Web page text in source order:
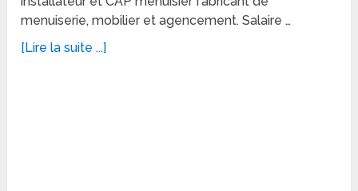
menuiserie, mobilier et agencement. Salaire …
[Lire la suite ...]